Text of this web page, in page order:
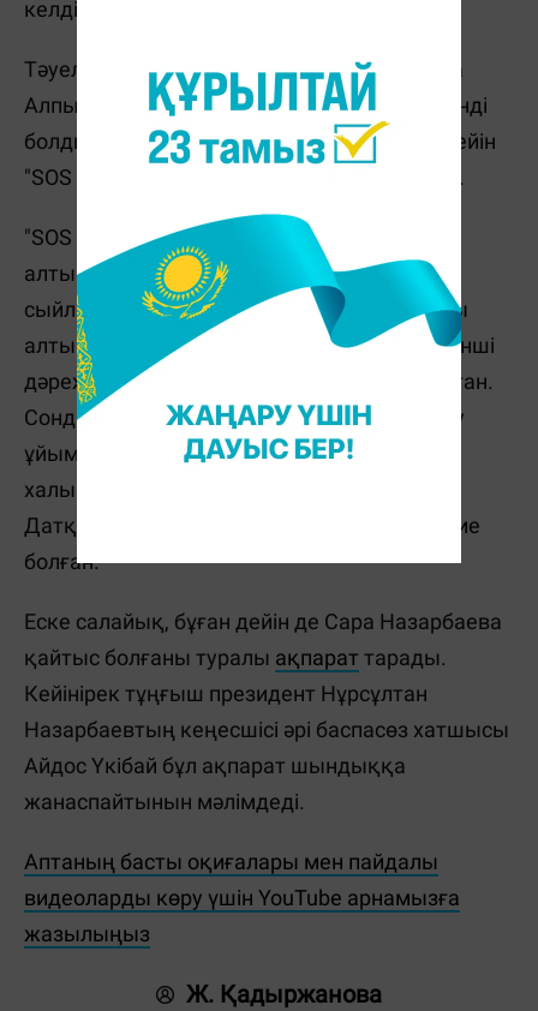
келді.
Тәуелсіздіктің алғашқы жылдарында Сара
Алпысқызы қоғамдық жұмыстарда белсенді
болды. 1992 жылы "Бөбек" қорын ашты. Кейін
"SOS Киндердорф" балалар ауылын ашқан.
"SOS Киндердорф" халықаралық қорының
алтын медалімен, ЮНИСЕФ арнайы
сыйлығымен, Шыңғыс Айтматов атындағы
алтын медальмен және Қазақстанның бірінші
дәрежелі "Достық" орденімен марапатталған.
Сондай-ақ, бүкіләлемдік денсаулық сақтау
ұйымының Ихсан Дограмачи атындағы
халықаралық жүлдесі және "Құрманжан
Датқа" мен Unity халықаралық жүлдесіне ие
болған.
Еске салайық, бұған дейін де Сара Назарбаева
қайтыс болғаны туралы ақпарат тарады.
Кейінірек тұңғыш президент Нұрсұлтан
Назарбаевтың кеңесшісі әрі баспасөз хатшысы
Айдос Үкібай бұл ақпарат шындыққа
жанаспайтынын мәлімдеді.
Аптаның басты оқиғалары мен пайдалы
видеоларды көру үшін YouTube арнамызға
жазылыңыз
Ж. Қадыржанова